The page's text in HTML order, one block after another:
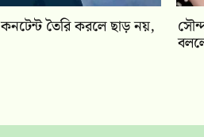
তৈরি করলে ছাড় নয়,